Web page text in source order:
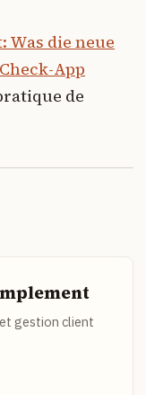
die neue
App
de
gestion client